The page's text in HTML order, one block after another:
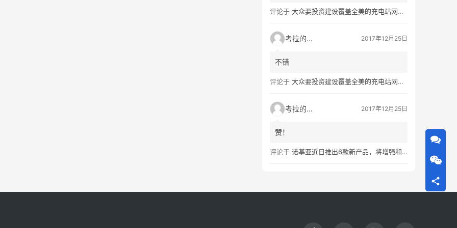
评论于 大众要投资建设覆盖全美的充电站网络，特斯拉也没闲着
考拉的生活 2017年12月25日
不错
评论于 大众要投资建设覆盖全美的充电站网络，特斯拉也没闲着
考拉的生活 2017年12月25日
赞！
评论于 诺基亚近日推出6款新产品，将增强和16家公司合作，VR领域发力明显